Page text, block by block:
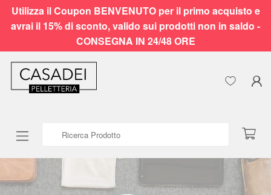
Utilizza il Coupon BENVENUTO per il primo acquisto e
avrai il 15% di sconto, valido sui prodotti non in saldo -
CONSEGNA IN 24/48 ORE